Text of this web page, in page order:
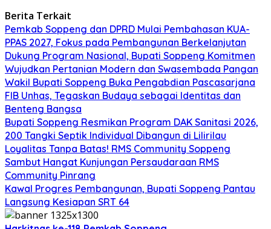
Berita Terkait
Pemkab Soppeng dan DPRD Mulai Pembahasan KUA-
PPAS 2027, Fokus pada Pembangunan Berkelanjutan
Dukung Program Nasional, Bupati Soppeng Komitmen
Wujudkan Pertanian Modern dan Swasembada Pangan
Wakil Bupati Soppeng Buka Pengabdian Pascasarjana
FIB Unhas, Tegaskan Budaya sebagai Identitas dan
Benteng Bangsa
Bupati Soppeng Resmikan Program DAK Sanitasi 2026,
200 Tangki Septik Individual Dibangun di Lilirilau
Loyalitas Tanpa Batas! RMS Community Soppeng
Sambut Hangat Kunjungan Persaudaraan RMS
Community Pinrang
Kawal Progres Pembangunan, Bupati Soppeng Pantau
Langsung Kesiapan SRT 64